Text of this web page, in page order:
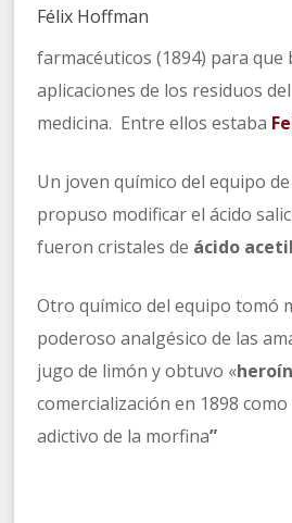
Félix Hoffman
farmacéuticos (1894) para que
aplicaciones de los residuos
medicina. Entre ellos estaba
Un joven químico del equipo
propuso modificar el ácido
fueron cristales de ácido
Otro químico del equipo tomó
poderoso analgésico de las
jugo de limón y obtuvo «
comercialización en 1898
adictivo de la morfina”